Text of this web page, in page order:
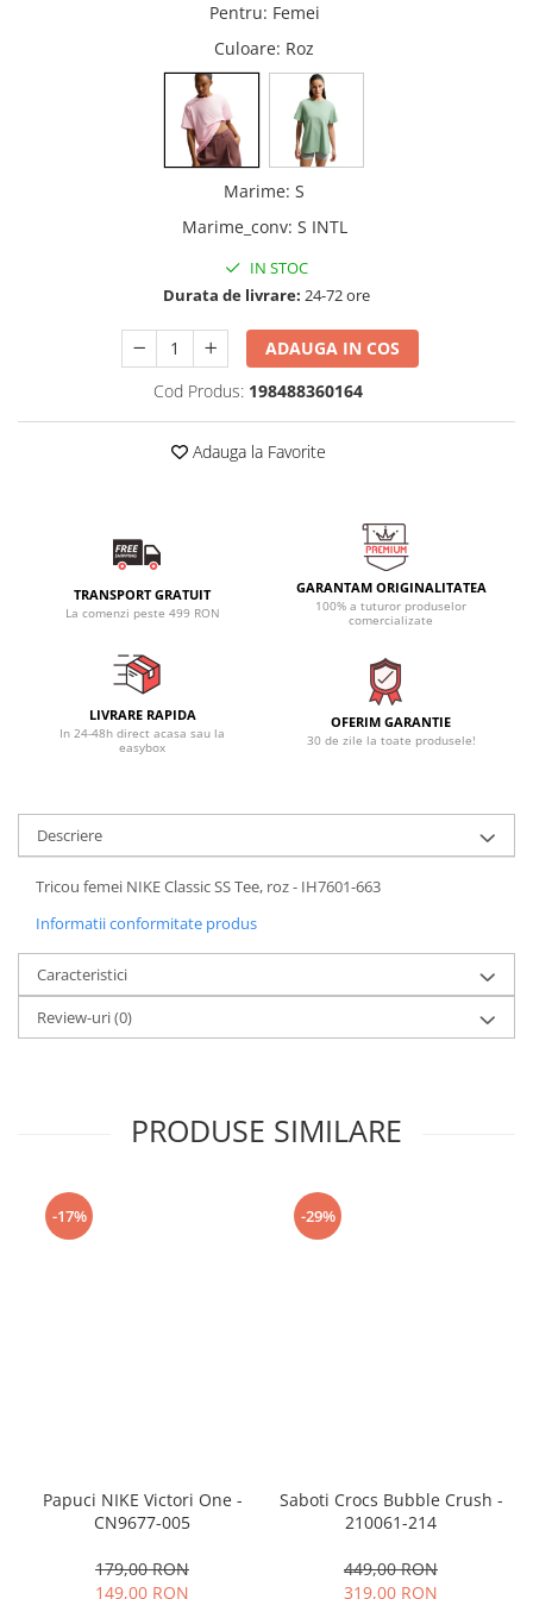
Pentru: Femei
Culoare: Roz
Marime: S
Marime_conv: S INTL
IN STOC
Durata de livrare: 24-72 ore
ADAUGA IN COS
Cod Produs: 198488360164
Adauga la Favorite
TRANSPORT GRATUIT
La comenzi peste 499 RON
GARANTAM ORIGINALITATEA
100% a tuturor produselor
comercializate
LIVRARE RAPIDA
In 24-48h direct acasa sau la
easybox
OFERIM GARANTIE
30 de zile la toate produsele!
Descriere
Tricou femei NIKE Classic SS Tee, roz - IH7601-663
Informatii conformitate produs
Caracteristici
Review-uri(0)
PRODUSE SIMILARE
-17%
Papuci NIKE Victori One -
CN9677-005
179,00 RON
149,00 RON
-29%
Saboti Crocs Bubble Crush -
210061-214
449,00 RON
319,00 RON